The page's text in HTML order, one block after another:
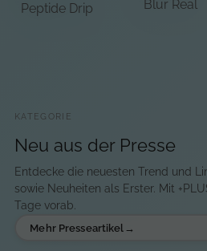
KATEGORIE
Neu aus der Presse
Entdecke die neuesten Trend und
sowie Neuheiten als Erster. Mit
Tage vorab.
Mehr Presseartikel